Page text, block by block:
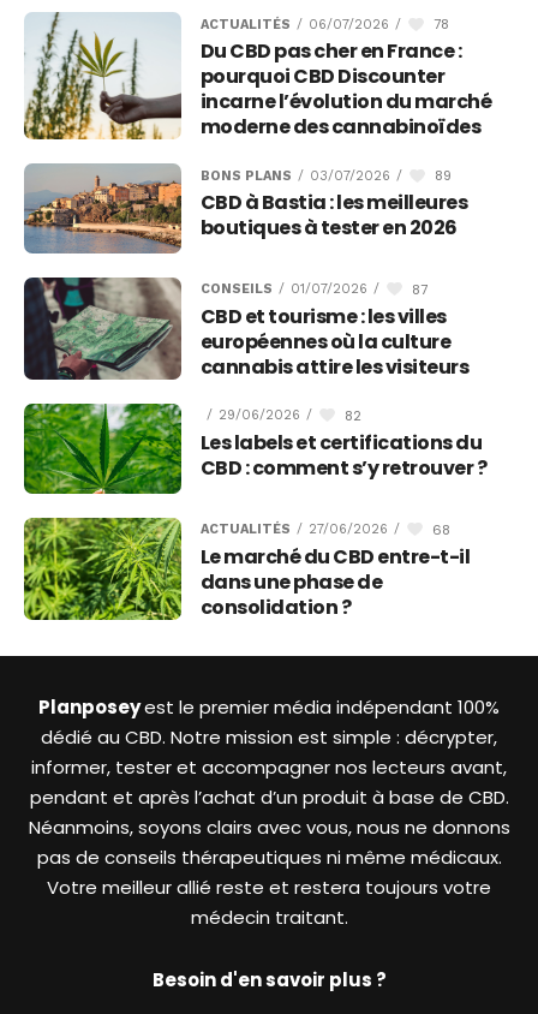
ACTUALITÉS / 06/07/2026 / 78
Du CBD pas cher en France :
pourquoi CBD Discounter
incarne l’évolution du marché
moderne des cannabinoïdes
BONS PLANS / 03/07/2026 / 89
CBD à Bastia : les meilleures
boutiques à tester en 2026
CONSEILS / 01/07/2026 / 87
CBD et tourisme : les villes
européennes où la culture
cannabis attire les visiteurs
/ 29/06/2026 / 82
Les labels et certifications du
CBD : comment s’y retrouver ?
ACTUALITÉS / 27/06/2026 / 68
Le marché du CBD entre-t-il
dans une phase de
consolidation ?
Planposeyest le premier média indépendant 100%
dédié au CBD. Notre mission est simple : décrypter,
informer, tester et accompagner nos lecteurs avant,
pendant et après l’achat d’un produit à base de CBD.
Néanmoins, soyons clairs avec vous, nous ne donnons
pas de conseils thérapeutiques ni même médicaux.
Votre meilleur allié reste et restera toujours votre
médecin traitant.
Besoin d'en savoir plus ?